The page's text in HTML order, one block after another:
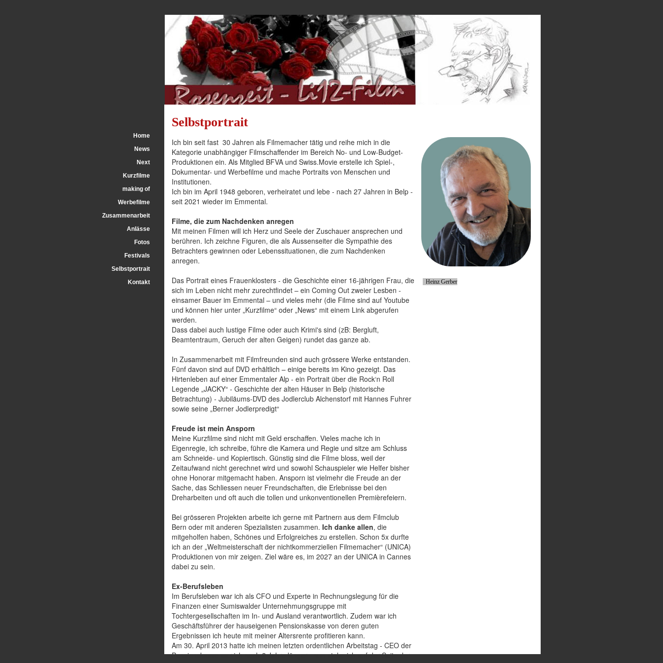
Home
News
Next
Kurzfilme
making of
Werbefilme
Zusammenarbeit
Anlässe
Fotos
Festivals
Selbstportrait
Kontakt
Selbstportrait
Heinz Gerber
Ich bin seit fast 30 Jahren als Filmemacher tätig und reihe mich in die
Kategorie unabhängiger Filmschaffender im Bereich No- und Low-Budget-
Produktionen ein. Als Mitglied BFVA und Swiss.Movie erstelle ich Spiel-,
Dokumentar- und Werbefilme und mache Portraits von Menschen und
Institutionen.
Ich bin im April 1948 geboren, verheiratet und lebe - nach 27 Jahren in Belp -
seit 2021 wieder im Emmental.
Filme, die zum Nachdenken anregen
Mit meinen Filmen will ich Herz und Seele der Zuschauer ansprechen und
berühren. Ich zeichne Figuren, die als Aussenseiter die Sympathie des
Betrachters gewinnen oder Lebenssituationen, die zum Nachdenken
anregen.
Das Portrait eines Frauenklosters - die Geschichte einer 16-jährigen Frau, die
sich im Leben nicht mehr zurechtfindet – ein Coming Out zweier Lesben -
einsamer Bauer im Emmental – und vieles mehr (die Filme sind auf Youtube
und können hier unter „Kurzfilme“ oder „News“ mit einem Link abgerufen
werden.
Dass dabei auch lustige Filme oder auch Krimi's sind (zB: Bergluft,
Beamtentraum, Geruch der alten Geigen) rundet das ganze ab.
In Zusammenarbeit mit Filmfreunden sind auch grössere Werke entstanden.
Fünf davon sind auf DVD erhältlich – einige bereits im Kino gezeigt. Das
Hirtenleben auf einer Emmentaler Alp - ein Portrait über die Rock‘n Roll
Legende „JACKY“ - Geschichte der alten Häuser in Belp (historische
Betrachtung) - Jubiläums-DVD des Jodlerclub Alchenstorf mit Hannes Fuhrer
sowie seine „Berner Jodlerpredigt“
Freude ist mein Ansporn
Meine Kurzfilme sind nicht mit Geld erschaffen. Vieles mache ich in
Eigenregie, ich schreibe, führe die Kamera und Regie und sitze am Schluss
am Schneide- und Kopiertisch. Günstig sind die Filme bloss, weil der
Zeitaufwand nicht gerechnet wird und sowohl Schauspieler wie Helfer bisher
ohne Honorar mitgemacht haben. Ansporn ist vielmehr die Freude an der
Sache, das Schliessen neuer Freundschaften, die Erlebnisse bei den
Dreharbeiten und oft auch die tollen und unkonventionellen Premièrefeiern.
Bei grösseren Projekten arbeite ich gerne mit Partnern aus dem Filmclub
Bern oder mit anderen Spezialisten zusammen. Ich danke allen, die
mitgeholfen haben, Schönes und Erfolgreiches zu erstellen. Schon 5x durfte
ich an der „Weltmeisterschaft der nichtkommerziellen Filmemacher“ (UNICA)
Produktionen von mir zeigen. Ziel wäre es, im 2027 an der UNICA in Cannes
dabei zu sein.
Ex-Berufsleben
Im Berufsleben war ich als CFO und Experte in Rechnungslegung für die
Finanzen einer Sumiswalder Unternehmungsgruppe mit
Tochtergesellschaften im In- und Ausland verantwortlich. Zudem war ich
Geschäftsführer der hauseigenen Pensionskasse von deren guten
Ergebnissen ich heute mit meiner Altersrente profitieren kann.
Am 30. April 2013 hatte ich meinen letzten ordentlichen Arbeitstag - CEO der
Pensionskasse war ich noch 2 Jahre länger - nun stehe ich auf der Seite der